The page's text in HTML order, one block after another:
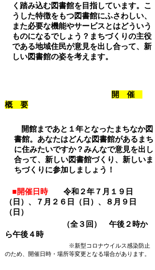
く踏み込む図書館を目指しています。こ
うした特徴をもつ図書館にふさわしい、
また必要な機能やサービスとはどういう
ものになるでしょう？まちづくりの主役
である地域住民が意見を出し合って、新
しい図書館の姿を考えます。
開 催
概 要
開館まであと１年となったまちなか図
書館。あなたはどんな図書館があるまち
に住みたいですか？みんなで意見を出し
合って、新しい図書館づくり、新しいま
ちづくりに参加しましょう！
■開催日時 令和２年７月１９日
（日）、７月２６日（日）、８月９日
（日）
（全３回）
午後２時か
ら午後４時
※新型コロナウイルス感染防止
のため、開催日時・場所等変更となる場合があります。